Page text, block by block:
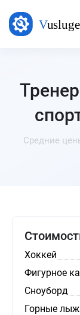
Средние
Хоккей
Фигурное
Сноуборд
Горные